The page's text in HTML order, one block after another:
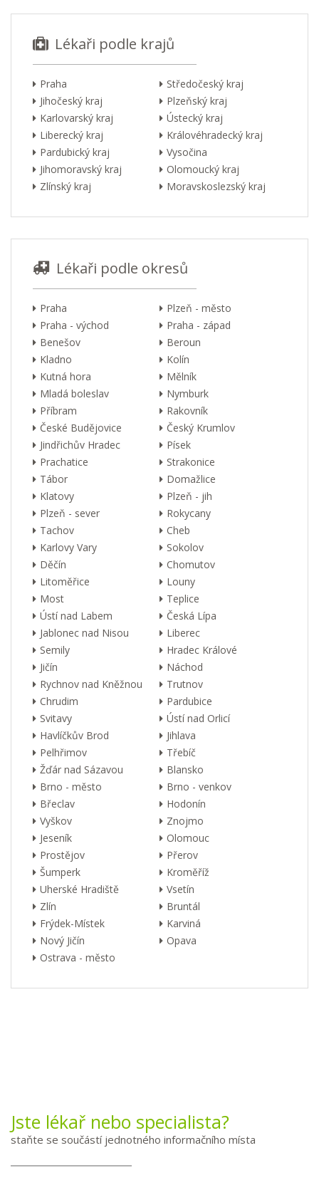
Lékaři podle krajů
Praha
Středočeský kraj
Jihočeský kraj
Plzeňský kraj
Karlovarský kraj
Ústecký kraj
Liberecký kraj
Královéhradecký kraj
Pardubický kraj
Vysočina
Jihomoravský kraj
Olomoucký kraj
Zlínský kraj
Moravskoslezský kraj
Lékaři podle okresů
Praha
Plzeň - město
Praha - východ
Praha - západ
Benešov
Beroun
Kladno
Kolín
Kutná hora
Mělník
Mladá boleslav
Nymburk
Příbram
Rakovník
České Budějovice
Český Krumlov
Jindřichův Hradec
Písek
Prachatice
Strakonice
Tábor
Domažlice
Klatovy
Plzeň - jih
Plzeň - sever
Rokycany
Tachov
Cheb
Karlovy Vary
Sokolov
Děčín
Chomutov
Litoměřice
Louny
Most
Teplice
Ústí nad Labem
Česká Lípa
Jablonec nad Nisou
Liberec
Semily
Hradec Králové
Jičín
Náchod
Rychnov nad Kněžnou
Trutnov
Chrudim
Pardubice
Svitavy
Ústí nad Orlicí
Havlíčkův Brod
Jihlava
Pelhřimov
Třebíč
Žďár nad Sázavou
Blansko
Brno - město
Brno - venkov
Břeclav
Hodonín
Vyškov
Znojmo
Jeseník
Olomouc
Prostějov
Přerov
Šumperk
Kroměříž
Uherské Hradiště
Vsetín
Zlín
Bruntál
Frýdek-Místek
Karviná
Nový Jičín
Opava
Ostrava - město
Jste lékař nebo specialista?
staňte se součástí jednotného informačního místa